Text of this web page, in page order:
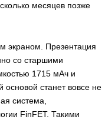
месяцев позже
экраном. Презентация
со старшими
1715 мАч и
основой станет вовсе не
система,
FinFET. Такими